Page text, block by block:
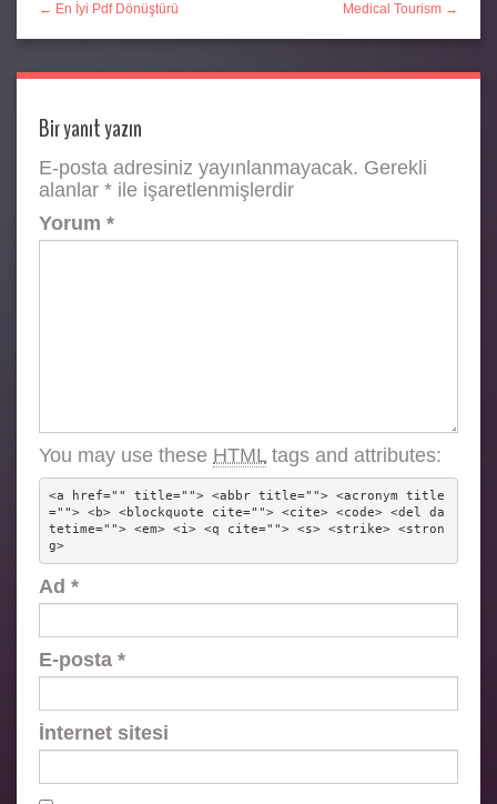
← En İyi Pdf Dönüştürü Medical Tourism →
Bir yanıt yazın
E-posta adresiniz yayınlanmayacak. Gerekli
alanlar * ile işaretlenmişlerdir
Yorum *
You may use these HTMLtags and attributes:
<a href="" title=""> <abbr title=""> <acronym title
=""> <b> <blockquote cite=""> <cite> <code> <del da
tetime=""> <em> <i> <q cite=""> <s> <strike> <stron
g>
Ad *
E-posta *
İnternet sitesi